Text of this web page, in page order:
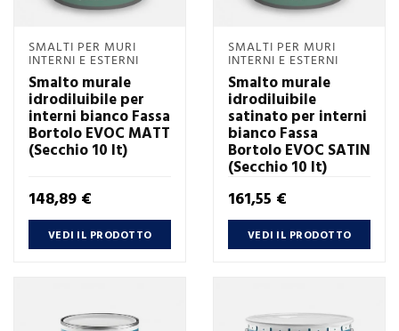
SMALTI PER MURI
INTERNI E ESTERNI
Smalto murale
idrodiluibile per
interni bianco Fassa
Bortolo EVOC MATT
(Secchio 10 lt)
Prezzo
148,89 €
VEDI IL PRODOTTO
SMALTI PER MURI
INTERNI E ESTERNI
Smalto murale
idrodiluibile
satinato per interni
bianco Fassa
Bortolo EVOC SATIN
(Secchio 10 lt)
Prezzo
161,55 €
VEDI IL PRODOTTO